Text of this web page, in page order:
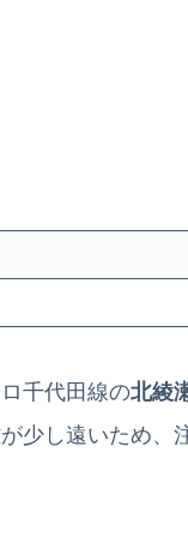
千代田線の北綾
少し遠いため、